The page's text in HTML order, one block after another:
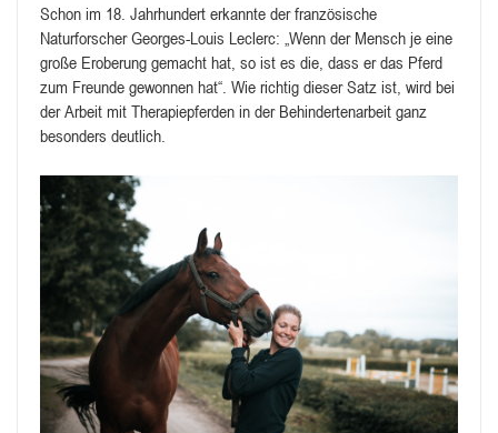
Schon im 18. Jahrhundert erkannte der französische
Naturforscher Georges-Louis Leclerc: „Wenn der Mensch je eine
große Eroberung gemacht hat, so ist es die, dass er das Pferd
zum Freunde gewonnen hat“. Wie richtig dieser Satz ist, wird bei
der Arbeit mit Therapiepferden in der Behindertenarbeit ganz
besonders deutlich.